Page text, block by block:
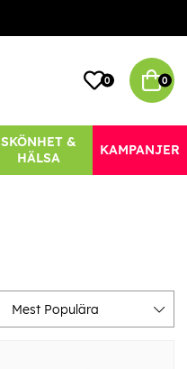
0 0
SKÖNHET &
HÄLSA
KAMPANJER
Mest Populära